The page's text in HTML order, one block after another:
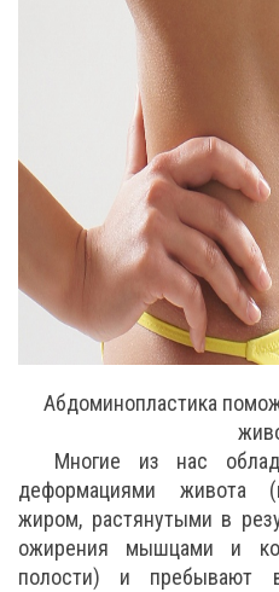
Абдоминопластика
Многие из нас
деформациями живота
жиром, растянутыми в
ожирения мышцами и
полости) и пребывают